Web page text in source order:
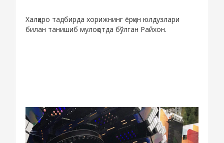
Халқаро тадбирда хорижнинг ёрқин юлдузлари
билан танишиб мулоқотда бўлган Райхон.